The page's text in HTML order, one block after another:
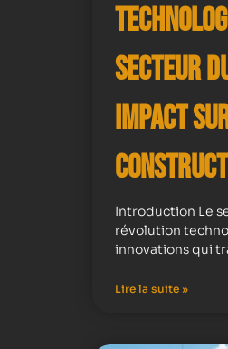
secteur
impact
Introduction Le
révolution
innovations qui
Lire la suite »